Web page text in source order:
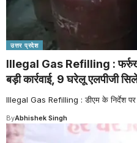
उत्तर प्रदेश
Illegal Gas Refilling :
बड़ी कार्रवाई, 9 घरेलू एलपीजी
Illegal Gas Refilling : डीएम के निर्देश पर
ByAbhishek Singh